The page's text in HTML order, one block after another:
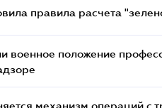
правила расчета
военное положение
механизм операций